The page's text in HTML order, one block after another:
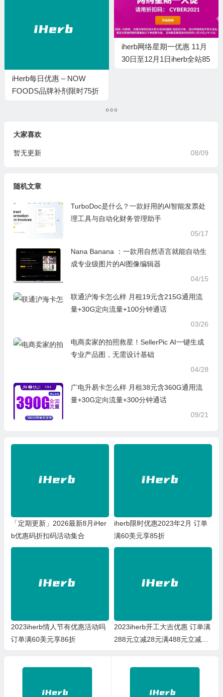
iHerb每日优惠 – NOW
FOODS品牌补剂限时75折
iherb网络星期一优惠 11月
30日至12月1日iherb全站85
大家喜欢
08/09
暂无更新
随机文章
TurboDoc是什么？一款好用的AI智能发票处
理工具与自动化财务管理助手
05/17
Nana Banana ：一款用自然语言就能自动生
成专业级图片的AI图像编辑器
04/15
联通沪海卡怎么样 月租19元含215G通用流
量+30G定向流量+100分钟通话
03/26
电商卖家的拍照救星！SellerPic AI一键生成
专业产品图，无需设计基础
04/28
广电升易卡怎么样 月租38元含360G通用流
量+30G定向流量+300分钟通话
09/21
「定期更新」2026最新8月iHer
b优惠码折扣码活动集合
iherb限时优惠2023年2月 订单
满60美元享85折
2023iherb情人节有优惠活动吗
订单满60美元享86折
2023iherb开工大吉优惠 订单满
288元立减28元满488元立减88